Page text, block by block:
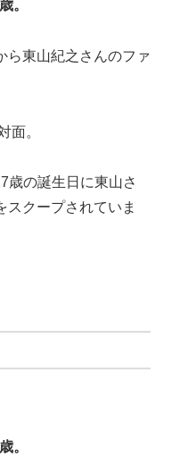
司さん宅に通ってい
ています。